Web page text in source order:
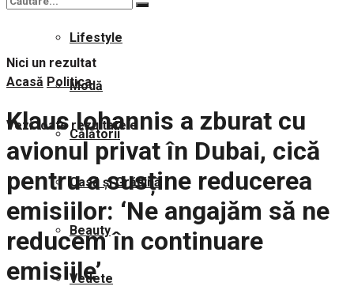
Lifestyle
Modă
Călătorii
Casă și Grădină
Beauty
Vedete
Nici un rezultat
Vezi toate rezultatele
Acasă Politica
Klaus Iohannis a zburat cu
avionul privat în Dubai, cică
pentru a susține reducerea
emisiilor: ‘Ne angajăm să ne
reducem în continuare
emisiile’